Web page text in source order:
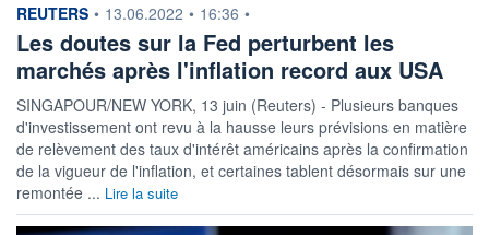
information fournie par
REUTERS • 13.06.2022 • 16:36 •
Les doutes sur la Fed perturbent les
marchés après l'inflation record aux USA
SINGAPOUR/NEW YORK, 13 juin (Reuters) - Plusieurs banques
d'investissement ont revu à la hausse leurs prévisions en matière
de relèvement des taux d'intérêt américains après la confirmation
de la vigueur de l'inflation, et certaines tablent désormais sur une
remontée ... Lire la suite